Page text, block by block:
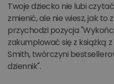
Twoje dziecko nie lubi
zmienić, ale nie wiesz, jak to
przychodzi pozycja
zakumplować się z książką
Smith, twórczyni
dziennik".